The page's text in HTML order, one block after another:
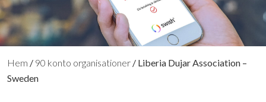
Hem / 90 konto organisationer / Liberia Dujar Association –
Sweden